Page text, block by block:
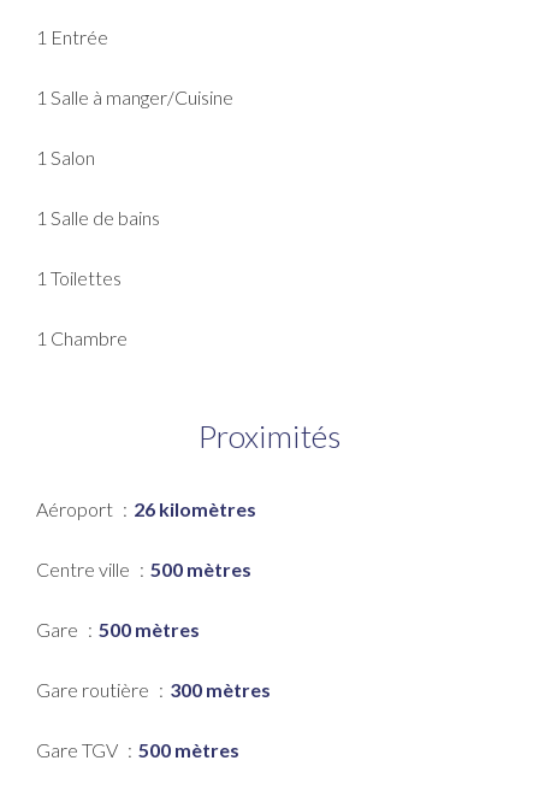
1 Entrée
1 Salle à manger/Cuisine
1 Salon
1 Salle de bains
1 Toilettes
1 Chambre
Proximités
Aéroport 26 kilomètres
Centre ville 500 mètres
Gare 500 mètres
Gare routière 300 mètres
Gare TGV 500 mètres